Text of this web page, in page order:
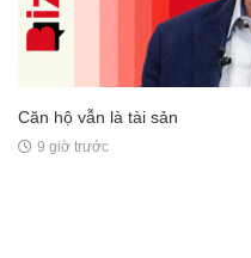
Căn hộ vẫn là tài sản
9 giờ trước